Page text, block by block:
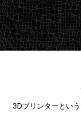
3Dプリンターとい